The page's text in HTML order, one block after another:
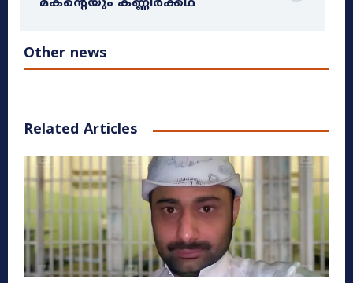
മകന്റെയും കണ്ണീർക്കഥ
Other news
Related Articles